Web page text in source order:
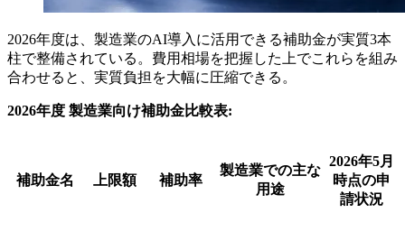
2026年度は、製造業のAI導入に活用できる補助金が実質3本
柱で整備されている。費用相場を把握した上でこれらを組み
合わせると、実質負担を大幅に圧縮できる。
2026年度 製造業向け補助金比較表:
補助金名 上限額 補助率
製造業での主な
用途
2026年5月
時点の申
請状況